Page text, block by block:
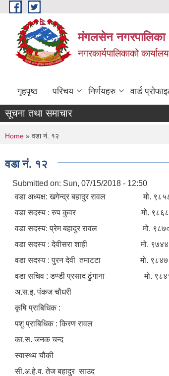
Skip to main content
मंगलसेन नगरपालिका
नगरकार्यपालिकाको
गृहपृष्ठ परिचय निर्णयहरु वार्ड
सूचना तथा समाचार
You are here
Home » वडा नं. १२
वडा नं. १२
Submitted on: Sun, 07/15/2018 - 12:50
वडा अध्यक्ष: खगेन्द्र बहादुर रावल मो.
वडा सदस्य : रुप कुवर मो.
वडा सदस्य: प्रेम बहादुर रावल मो.
वडा सदस्य : देवीसरा शाही मो.
वडा सदस्य : पुरन देवी तमाटटा मो.
वडा सचिव : डण्डी प्रसाद ढुंगाना मो.
अ.स.इ. पंकज चौधरी
कृषि प्राबिधिक :
पशु प्राबिधिक : किरण रावल
का.स. जनक चन्द
स्वास्थ्य चौकी
सी.अ.हे.व. तेज बहादुर साउद